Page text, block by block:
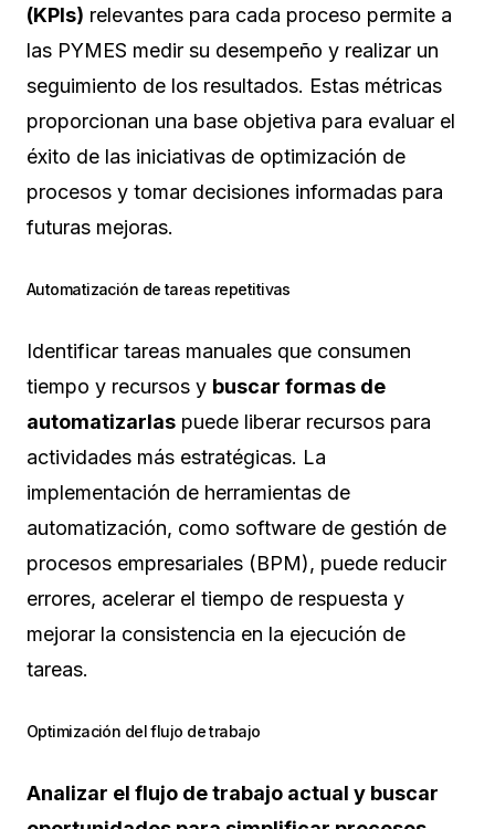
(KPIs) relevantes para cada proceso permite a
las PYMES medir su desempeño y realizar un
seguimiento de los resultados. Estas métricas
proporcionan una base objetiva para evaluar el
éxito de las iniciativas de optimización de
procesos y tomar decisiones informadas para
futuras mejoras.
Automatización de tareas repetitivas
Identificar tareas manuales que consumen
tiempo y recursos y buscar formas de
automatizarlas puede liberar recursos para
actividades más estratégicas. La
implementación de herramientas de
automatización, como software de gestión de
procesos empresariales (BPM), puede reducir
errores, acelerar el tiempo de respuesta y
mejorar la consistencia en la ejecución de
tareas.
Optimización del flujo de trabajo
Analizar el flujo de trabajo actual y buscar